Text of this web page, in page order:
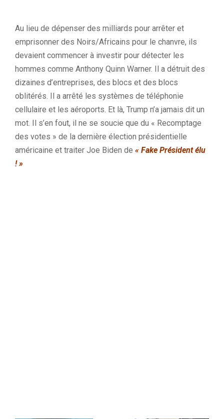
Au lieu de dépenser des milliards pour arrêter et
emprisonner des Noirs/Africains pour le chanvre, ils
devaient commencer à investir pour détecter les
hommes comme Anthony Quinn Warner. Il a détruit des
dizaines d’entreprises, des blocs et des blocs
oblitérés. Il a ⁣arrêté les systèmes de téléphonie
cellulaire et les aéroports. Et là, Trump n’a jamais dit un
mot. Il s’en fout, il ne se soucie que du « Recomptage
des votes » de la dernière élection présidentielle
américaine et traiter Joe Biden de « Fake Président élu
! »